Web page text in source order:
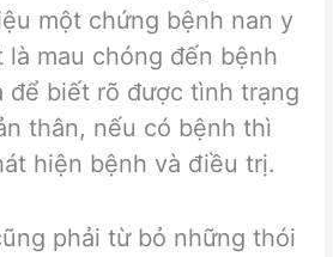
một chứng bệnh nan y
là mau chóng đến bệnh
để biết rõ được tình trạng
thân, nếu có bệnh thì
hiện bệnh và điều trị.
phải từ bỏ những thói